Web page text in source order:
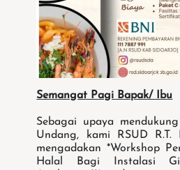
Semangat Pagi Bapak/ Ibu
Sebagai upaya
Undang, kami RSUD R.T.
mengadakan *Workshop
Halal Bagi Instalasi